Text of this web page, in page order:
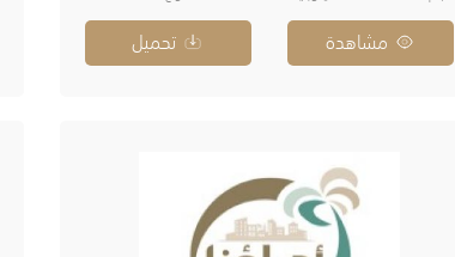
مشاهدة تحميل